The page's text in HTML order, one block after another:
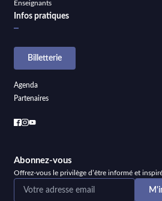
Enseignants
Infos pratiques
Billetterie
Agenda
Partenaires
Abonnez-vous
Offrez-vous le privilège d’être informé et